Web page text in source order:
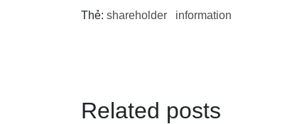
Thẻ: shareholder information
Related posts